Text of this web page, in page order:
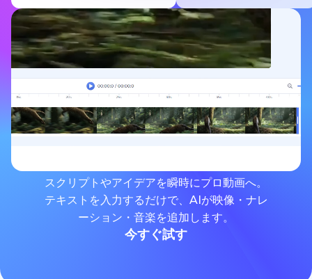
スクリプトやアイデアを瞬時にプロ動画へ。
テキストを入力するだけで、AIが映像・ナレ
ーション・音楽を追加します。
今すぐ試す